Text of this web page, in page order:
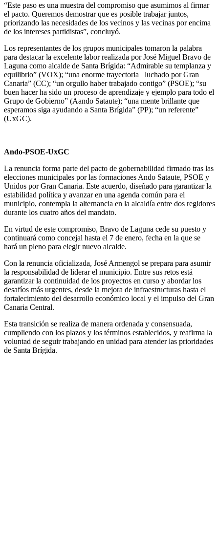
“Este paso es una muestra del compromiso que asumimos al firmar
el pacto. Queremos demostrar que es posible trabajar juntos,
priorizando las necesidades de los vecinos y las vecinas por encima
de los intereses partidistas”, concluyó.
Los representantes de los grupos municipales tomaron la palabra
para destacar la excelente labor realizada por José Miguel Bravo de
Laguna como alcalde de Santa Brígida: “Admirable su templanza y
equilibrio” (VOX); “una enorme trayectoria luchado por Gran
Canaria” (CC); “un orgullo haber trabajado contigo” (PSOE); “su
buen hacer ha sido un proceso de aprendizaje y ejemplo para todo el
Grupo de Gobierno” (Aando Sataute); “una mente brillante que
esperamos siga ayudando a Santa Brígida” (PP); “un referente”
(UxGC).
Ando-PSOE-UxGC
La renuncia forma parte del pacto de gobernabilidad firmado tras las
elecciones municipales por las formaciones Ando Sataute, PSOE y
Unidos por Gran Canaria. Este acuerdo, diseñado para garantizar la
estabilidad política y avanzar en una agenda común para el
municipio, contempla la alternancia en la alcaldía entre dos regidores
durante los cuatro años del mandato.
En virtud de este compromiso, Bravo de Laguna cede su puesto y
continuará como concejal hasta el 7 de enero, fecha en la que se
hará un pleno para elegir nuevo alcalde.
Con la renuncia oficializada, José Armengol se prepara para asumir
la responsabilidad de liderar el municipio. Entre sus retos está
garantizar la continuidad de los proyectos en curso y abordar los
desafíos más urgentes, desde la mejora de infraestructuras hasta el
fortalecimiento del desarrollo económico local y el impulso del Gran
Canaria Central.
Esta transición se realiza de manera ordenada y consensuada,
cumpliendo con los plazos y los términos establecidos, y reafirma la
voluntad de seguir trabajando en unidad para atender las prioridades
de Santa Brígida.